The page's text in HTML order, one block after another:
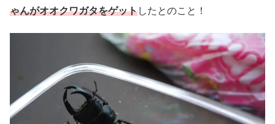
ゃんがオオクワガタをゲットしたとのこと！